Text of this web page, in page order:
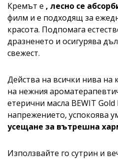
Кремът е , лесно се
филм и е подходящ за
красота. Подпомага
дразненето и осигурява
свежест.
Действа на всички нива на
на нежния
етерични масла BEWIT
напрежението, успокоява
усещане за вътрешна
Използвайте го сутрин и